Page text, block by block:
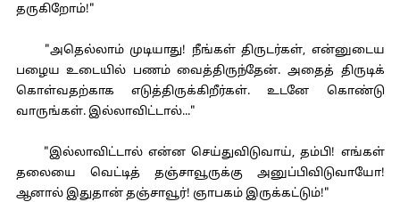
தருகிறோம்!"
"அதெல்லாம் முடியாது! நீங்கள் திருடர்கள், என்னுடைய
பழைய உடையில் பணம் வைத்திருந்தேன். அதைத் திருடிக்
கொள்வதற்காக எடுத்திருக்கிறீர்கள். உடனே கொண்டு
வாருங்கள். இல்லாவிட்டால்..."
"இல்லாவிட்டால் என்ன செய்துவிடுவாய், தம்பி! எங்கள்
தலையை வெட்டித் தஞ்சாவூருக்கு அனுப்பிவிடுவாயோ!
ஆனால் இதுதான் தஞ்சாவூர்! ஞாபகம் இருக்கட்டும்!"